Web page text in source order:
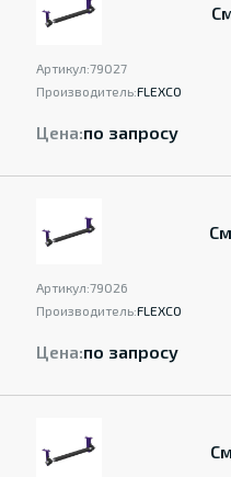
Артикул:79027
Производитель:FLEXCO
Цена:по запросу
Артикул:79026
Производитель:FLEXCO
Цена:по запросу